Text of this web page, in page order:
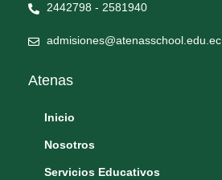
2442798 - 2581940
admisiones@atenasschool.edu.ec
Atenas
Inicio
Nosotros
Servicios Educativos